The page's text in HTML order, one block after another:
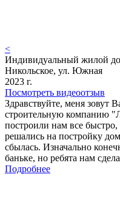
<
Индивидуальный жилой
Никольское, ул. Южная
2023 г.
Посмотреть видеоотзыв
Здравствуйте, меня зовут
строительную компанию
построили нам все
решались на постройку
сбылась. Изначально
баньке, но ребята нам
Подробнее